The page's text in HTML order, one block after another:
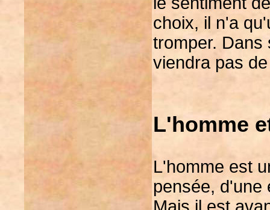
choix, il n'a
tromper. Dans
viendra pas
L'homme
L'homme est
pensée, d'une